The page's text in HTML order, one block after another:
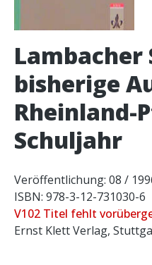
Lambacher
bisherige
Rheinland-
Schuljahr
Veröffentlichung: 08 /
ISBN: 978-3-12-731030-6
V102 Titel fehlt
Ernst Klett Verlag,